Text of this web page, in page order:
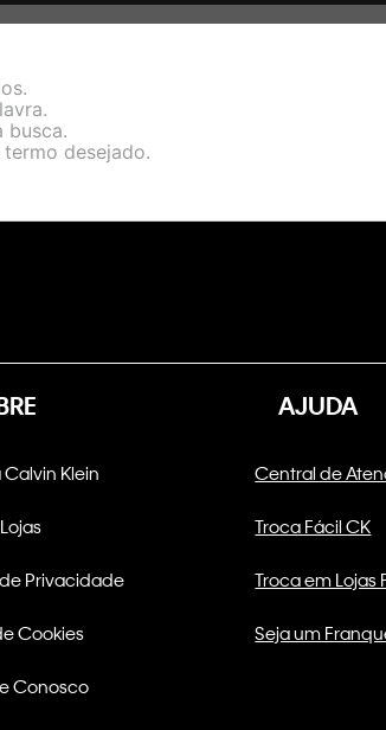
busca.
desejado.
Klein
Privacidade
Cookies
Conosco
AJUDA
Central de
Troca Fácil CK
Troca em Lojas
Seja um